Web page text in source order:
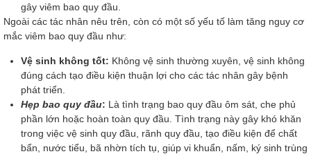
gây viêm bao quy đầu.
Ngoài các tác nhân nêu trên, còn có một số yếu tố làm tăng nguy cơ
mắc viêm bao quy đầu như:
Vệ sinh không tốt: Không vệ sinh thường xuyên, vệ sinh không
đúng cách tạo điều kiện thuận lợi cho các tác nhân gây bệnh
phát triển.
Hẹp bao quy đầu: Là tình trạng bao quy đầu ôm sát, che phủ
phần lớn hoặc hoàn toàn quy đầu. Tình trạng này gây khó khăn
trong việc vệ sinh quy đầu, rãnh quy đầu, tạo điều kiện để chất
bẩn, nước tiểu, bã nhờn tích tụ, giúp vi khuẩn, nấm, ký sinh trùng